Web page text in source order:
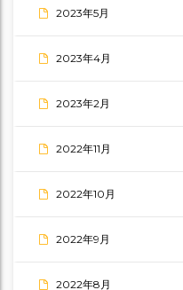
2023年5月
2023年4月
2023年2月
2022年11月
2022年10月
2022年9月
2022年8月